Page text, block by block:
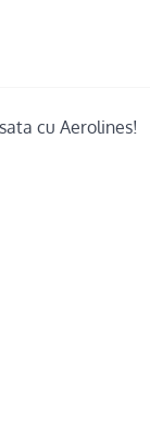
cu Aerolines!